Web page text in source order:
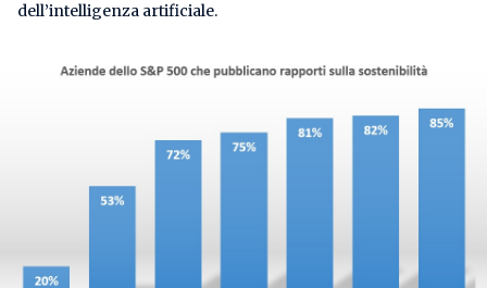
dell’intelligenza artificiale.